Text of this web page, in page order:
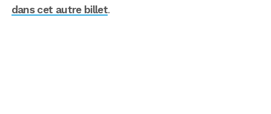
dans cet autre billet.